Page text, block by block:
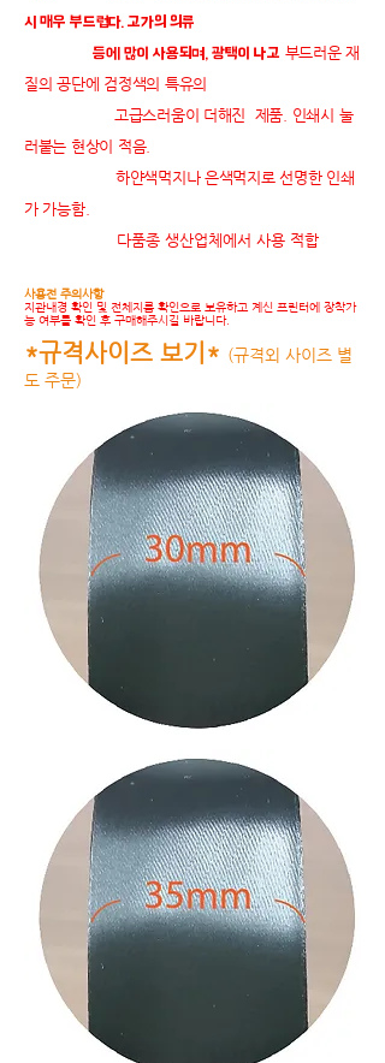
시 매우 부드럽다. 고가의 의류
등에 많이 사용되며, 광택이 나고 부드러운 재
질의 공단에 검정색의 특유의
고급스러움이 더해진 제품. 인쇄시 눌
러붙는 현상이 적음.
하얀색먹지나 은색먹지로 선명한 인쇄
가 가능함.
다품종 생산업체에서 사용 적합
사용전 주의사항
지관내경 확인 및 전체지름 확인으로 보유하고 계신 프린터에 장착가
능 여부를 확인 후 구매해주시길 바랍니다.
*규격사이즈 보기* (규격외 사이즈 별
도 주문)